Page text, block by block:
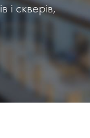
і скверів,